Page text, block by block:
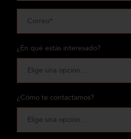
¿En qué estás interesado?
¿Cómo te contactamos?